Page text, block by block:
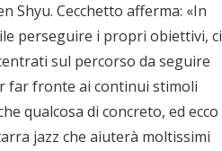
Shyu. Cecchetto afferma: «In
perseguire i propri obiettivi, ci
sul percorso da seguire
far fronte ai continui stimoli
qualcosa di concreto, ed ecco
jazz che aiuterà moltissimi